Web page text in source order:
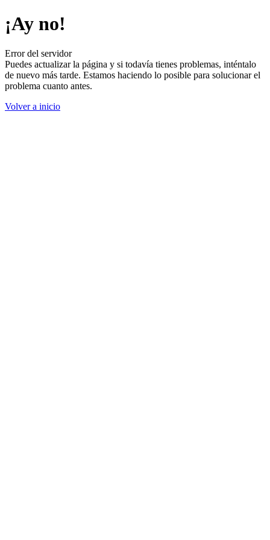
¡Ay no!
Error del servidor
Puedes actualizar la página y si todavía tienes problemas, inténtalo
de nuevo más tarde. Estamos haciendo lo posible para solucionar el
problema cuanto antes.
Volver a inicio